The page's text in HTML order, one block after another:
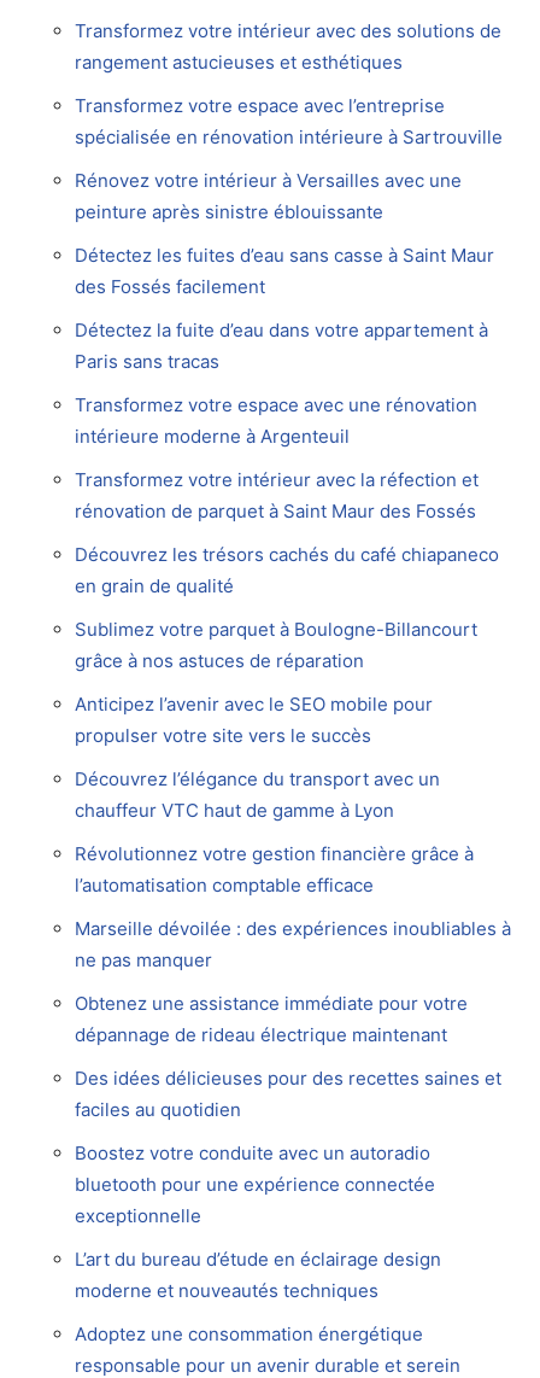
Transformez votre intérieur avec des solutions de
rangement astucieuses et esthétiques
Transformez votre espace avec l’entreprise
spécialisée en rénovation intérieure à Sartrouville
Rénovez votre intérieur à Versailles avec une
peinture après sinistre éblouissante
Détectez les fuites d’eau sans casse à Saint Maur
des Fossés facilement
Détectez la fuite d’eau dans votre appartement à
Paris sans tracas
Transformez votre espace avec une rénovation
intérieure moderne à Argenteuil
Transformez votre intérieur avec la réfection et
rénovation de parquet à Saint Maur des Fossés
Découvrez les trésors cachés du café chiapaneco
en grain de qualité
Sublimez votre parquet à Boulogne-Billancourt
grâce à nos astuces de réparation
Anticipez l’avenir avec le SEO mobile pour
propulser votre site vers le succès
Découvrez l’élégance du transport avec un
chauffeur VTC haut de gamme à Lyon
Révolutionnez votre gestion financière grâce à
l’automatisation comptable efficace
Marseille dévoilée : des expériences inoubliables à
ne pas manquer
Obtenez une assistance immédiate pour votre
dépannage de rideau électrique maintenant
Des idées délicieuses pour des recettes saines et
faciles au quotidien
Boostez votre conduite avec un autoradio
bluetooth pour une expérience connectée
exceptionnelle
L’art du bureau d’étude en éclairage design
moderne et nouveautés techniques
Adoptez une consommation énergétique
responsable pour un avenir durable et serein